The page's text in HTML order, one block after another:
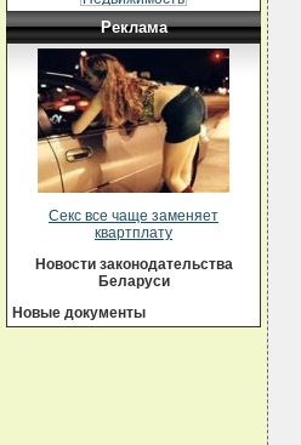
Реклама
Секс все чаще заменяет
квартплату
Новости законодательства
Беларуси
Новые документы